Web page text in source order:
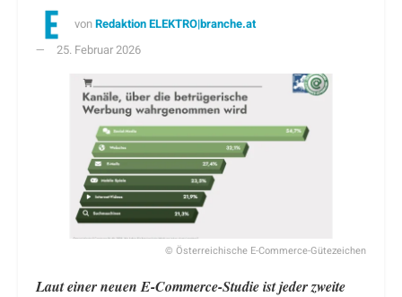
vonRedaktion ELEKTRO|branche.at
25. Februar 2026
© Österreichische E-Commerce-Gütezeichen
Laut einer neuen E-Commerce-Studie ist jeder zweite